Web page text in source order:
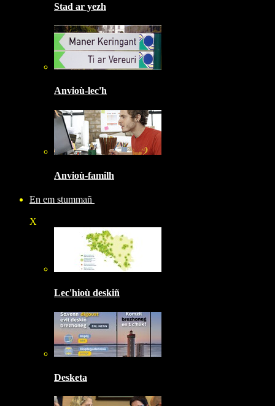
Stad ar yezh
Anvioù-lec'h
Anvioù-familh
En em stummañ
X
Lec'hioù deskiñ
Desketa